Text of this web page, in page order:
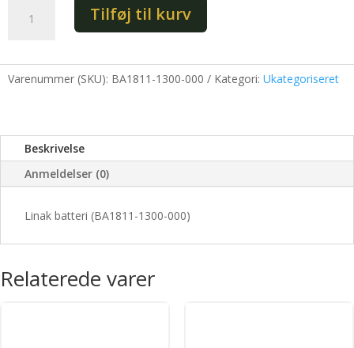
batteri
000)
Tilføj til kurv
Varenummer (SKU): BA1811-1300-000 Kategori: Ukategoriseret
Beskrivelse
Anmeldelser (0)
Linak batteri (BA1811-1300-000)
Relaterede varer